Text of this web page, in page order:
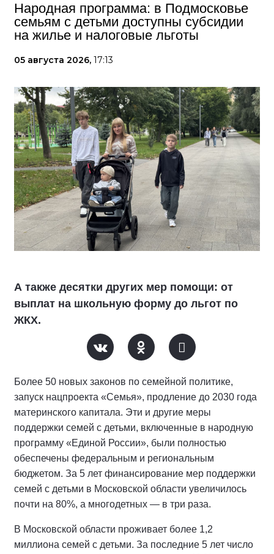
Народная программа: в Подмосковье
семьям с детьми доступны субсидии
на жилье и налоговые льготы
05 августа 2026, 17:13
А также десятки других мер помощи: от
выплат на школьную форму до льгот по
ЖКХ.
Более 50 новых законов по семейной политике,
запуск нацпроекта «Семья», продление до 2030 года
материнского капитала. Эти и другие меры
поддержки семей с детьми, включенные в народную
программу «Единой России», были полностью
обеспечены федеральным и региональным
бюджетом. За 5 лет финансирование мер поддержки
семей с детьми в Московской области увеличилось
почти на 80%, а многодетных — в три раза.
В Московской области проживает более 1,2
миллиона семей с детьми. За последние 5 лет число